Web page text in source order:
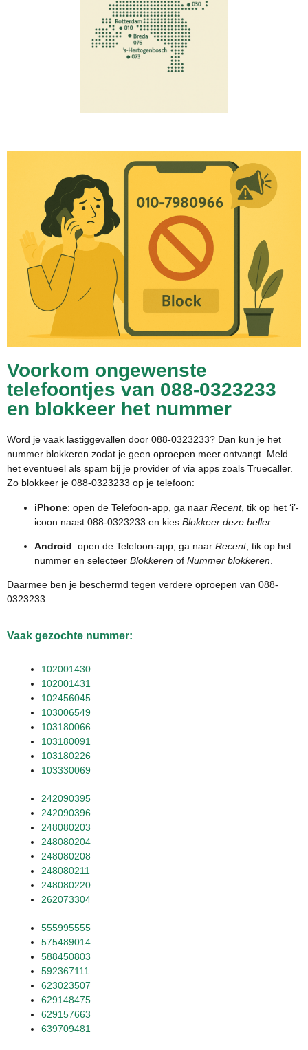
Voorkom ongewenste
telefoontjes van 088-0323233
en blokkeer het nummer
Word je vaak lastiggevallen door 088-0323233? Dan kun je het
nummer blokkeren zodat je geen oproepen meer ontvangt. Meld
het eventueel als spam bij je provider of via apps zoals Truecaller.
Zo blokkeer je 088-0323233 op je telefoon:
iPhone: open de Telefoon-app, ga naar Recent, tik op het ‘i’-
icoon naast 088-0323233 en kies Blokkeer deze beller
Android: open de Telefoon-app, ga naar Recent, tik op het
nummer en selecteer Blokkeren of Nummer blokkeren
Daarmee ben je beschermd tegen verdere oproepen van 088-
0323233.
Vaak gezochte nummer:
102001430
102001431
102456045
103006549
103180066
103180091
103180226
103330069
242090395
242090396
248080203
248080204
248080208
248080211
248080220
262073304
555995555
575489014
588450803
592367111
623023507
629148475
629157663
639709481